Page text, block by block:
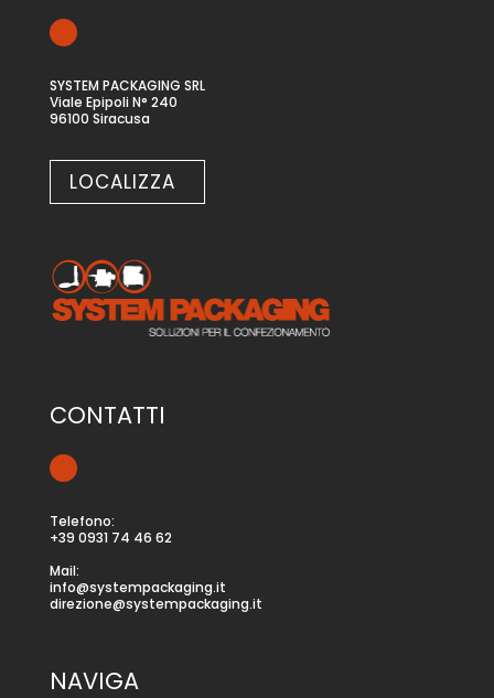
SYSTEM PACKAGING SRL
Viale Epipoli N° 240
96100 Siracusa
LOCALIZZA
CONTATTI
Telefono:
+39 0931 74 46 62
Mail:
info@systempackaging.it
direzione@systempackaging.it
NAVIGA